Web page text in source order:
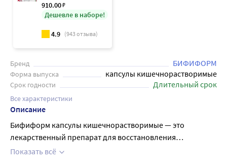
910.00₽
Дешевле в наборе!
4.9 (943отзыва)
Бренд БИФИФОРМ
Форма выпуска капсулы кишечнорастворимые
Срок годности Длительный срок
Все характеристики
Описание
Бифиформ капсулы кишечнорастворимые — это
лекарственный препарат для восстановления
микрофлоры кишечника. Пробиотик направленного
Показать всё